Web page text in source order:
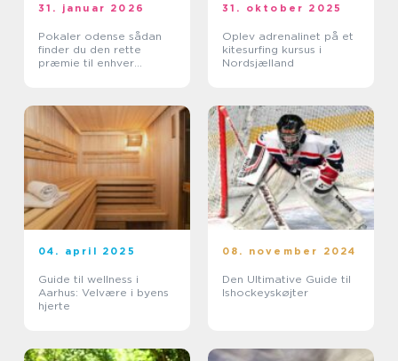
31. januar 2026
Pokaler odense sådan
finder du den rette
præmie til enhver
31. oktober 2025
Oplev adrenalinet på et
kitesurfing kursus i
Nordsjælland
04. april 2025
Guide til wellness i
Aarhus: Velvære i byens
hjerte
08. november 2024
Den Ultimative Guide til
Ishockeyskøjter